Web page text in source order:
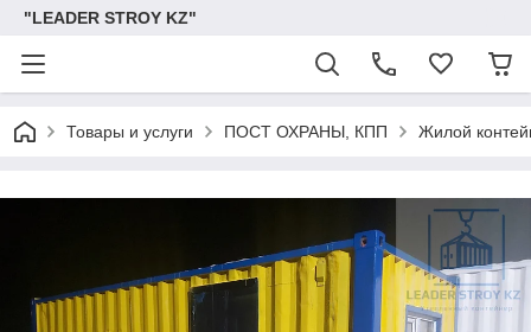
"LEADER STROY KZ"
Товары и услуги ПОСТ ОХРАНЫ, КПП Жилой